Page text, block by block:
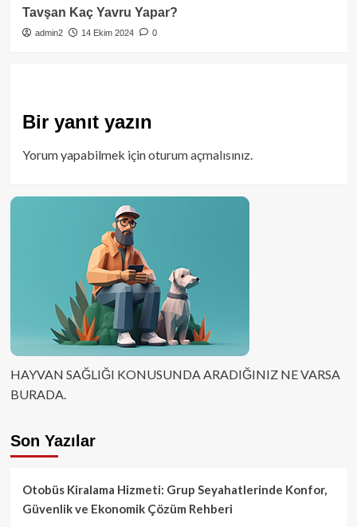
Tavşan Kaç Yavru Yapar?
admin2 14 Ekim 2024 0
Bir yanıt yazın
Yorum yapabilmek içinoturum açmalısınız.
HAYVAN SAĞLIĞI KONUSUNDA ARADIĞINIZ NE VARSA
BURADA.
Son Yazılar
Otobüs Kiralama Hizmeti: Grup Seyahatlerinde Konfor,
Güvenlik ve Ekonomik Çözüm Rehberi